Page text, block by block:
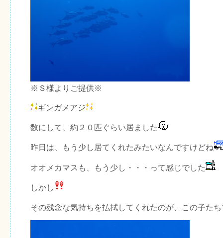
※Ｓ様よりご提供※
ギンガメアジ
数にして、約２０匹ぐらい居ました
昨日は、もう少し居てくれたみたいなんですけどね
オオメカマスも、もう少し・・・って感じでした
しかし
その残念な気持ちを払拭してくれたのが、この子た